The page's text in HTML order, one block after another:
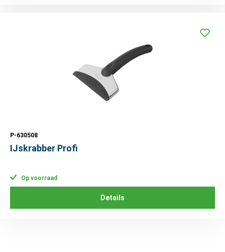
P-630508
IJskrabber Profi
Op voorraad
Details